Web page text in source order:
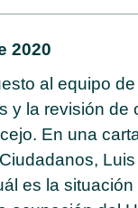
2020
al equipo
y la revisión de
En una
es la